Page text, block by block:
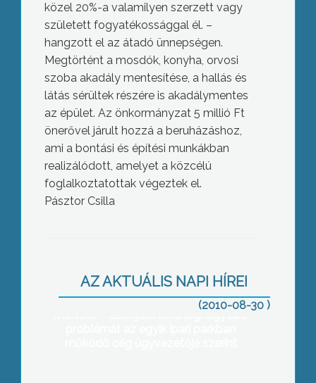
közel 20%-a valamilyen szerzett vagy
született fogyatékossággal él. –
hangzott el az átadó ünnepségen.
Megtörtént a mosdók, konyha, orvosi
szoba akadály mentesítése, a hallás és
látás sérültek részére is akadálymentes
az épület. Az önkormányzat 5 millió Ft
önerővel járult hozzá a beruházáshoz,
ami a bontási és építési munkákban
realizálódott, amelyet a közcélú
foglalkoztatottak végeztek el.
Pásztor Csilla
AZ AKTUÁLIS NAPI HÍREI
(2010-08-30 )
Parkban a közterületeken is, hiányos a
tömegközlekedés, és elmarad az
elvárttól az előre kiépített közművek